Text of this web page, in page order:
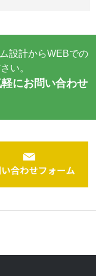
設計からWEBでの
い。
にお問い合わせ